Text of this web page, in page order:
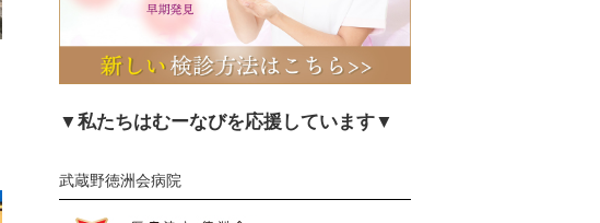
▼私たちはむーなびを応援しています▼
武蔵野徳洲会病院